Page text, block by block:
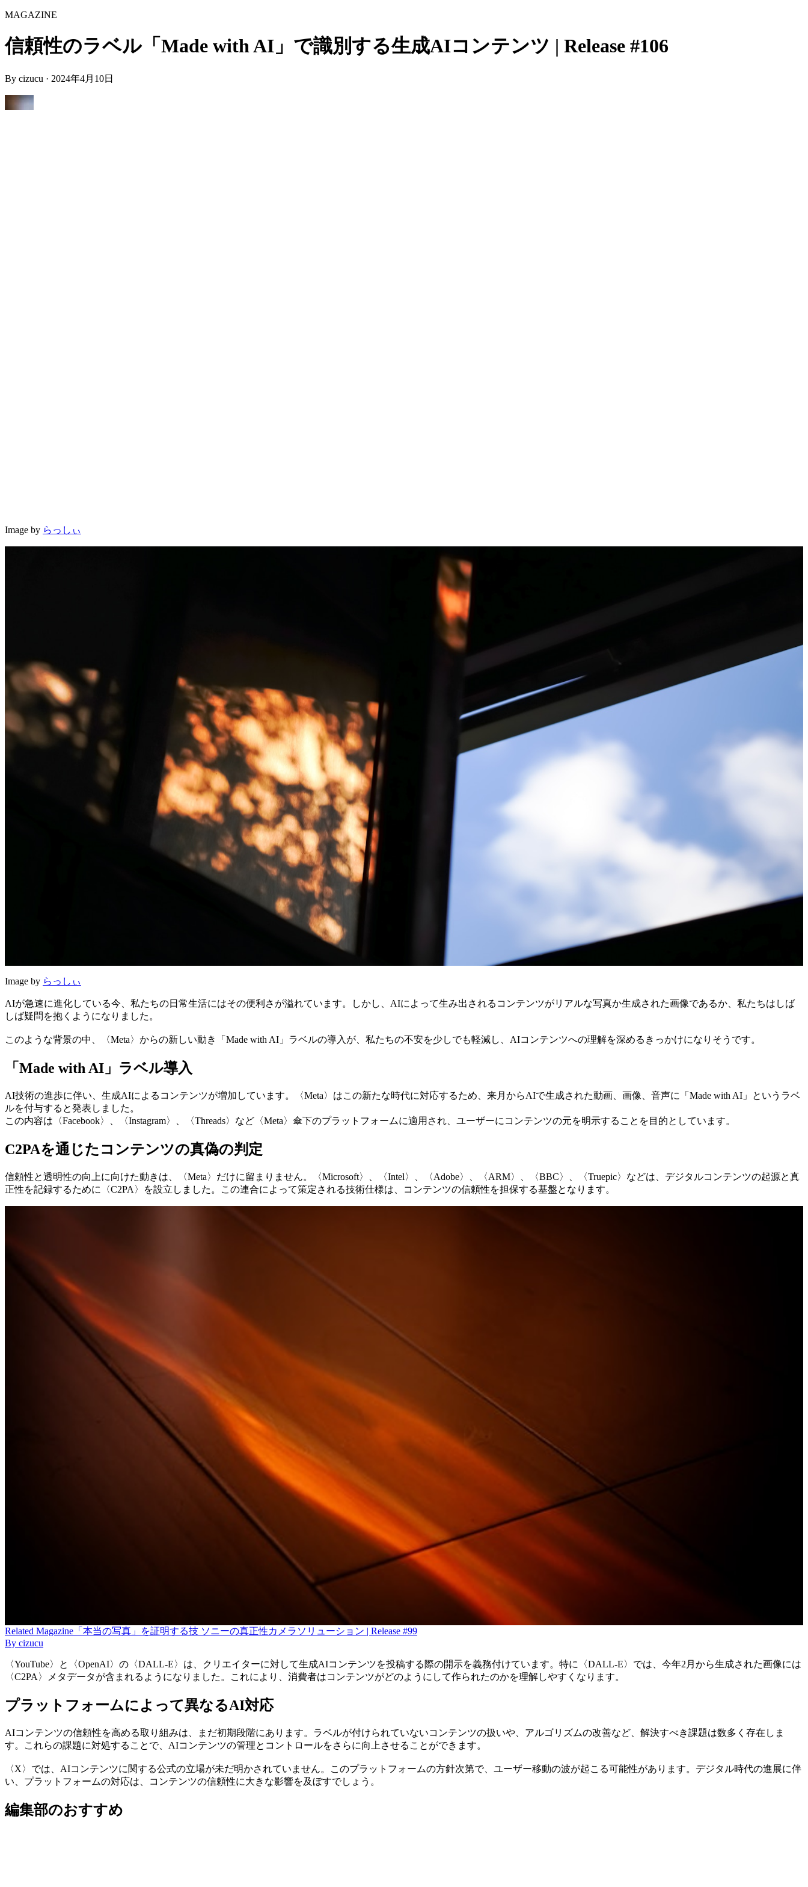
MAGAZINE
信頼性のラベル「Made with AI」で識別する生成AIコンテンツ | Release #106
By cizucu · 2024年4月10日
Image by らっしぃ
Image by らっしぃ
AIが急速に進化している今、私たちの日常生活にはその便利さが溢れています。しかし、AIによって生み出されるコンテンツがリアルな写真か生成された画像であるか、私たちはしば
しば疑問を抱くようになりました。
このような背景の中、〈Meta〉からの新しい動き「Made with AI」ラベルの導入が、私たちの不安を少しでも軽減し、AIコンテンツへの理解を深めるきっかけになりそうです。
「Made with AI」ラベル導入
AI技術の進歩に伴い、生成AIによるコンテンツが増加しています。〈Meta〉はこの新たな時代に対応するため、来月からAIで生成された動画、画像、音声に「Made with AI」というラベ
ルを付与すると発表しました。
この内容は〈Facebook〉、〈Instagram〉、〈Threads〉など〈Meta〉傘下のプラットフォームに適用され、ユーザーにコンテンツの元を明示することを目的としています。
C2PAを通じたコンテンツの真偽の判定
信頼性と透明性の向上に向けた動きは、〈Meta〉だけに留まりません。〈Microsoft〉、〈Intel〉、〈Adobe〉、〈ARM〉、〈BBC〉、〈Truepic〉などは、デジタルコンテンツの起源と真
正性を記録するために〈C2PA〉を設立しました。この連合によって策定される技術仕様は、コンテンツの信頼性を担保する基盤となります。
Related Magazine 「本当の写真」を証明する技 ソニーの真正性カメラソリューション | Release #99
By cizucu
〈YouTube〉と〈OpenAI〉の〈DALL-E〉は、クリエイターに対して生成AIコンテンツを投稿する際の開示を義務付けています。特に〈DALL-E〉では、今年2月から生成された画像には
〈C2PA〉メタデータが含まれるようになりました。これにより、消費者はコンテンツがどのようにして作られたのかを理解しやすくなります。
プラットフォームによって異なるAI対応
AIコンテンツの信頼性を高める取り組みは、まだ初期段階にあります。ラベルが付けられていないコンテンツの扱いや、アルゴリズムの改善など、解決すべき課題は数多く存在しま
す。これらの課題に対処することで、AIコンテンツの管理とコントロールをさらに向上させることができます。
〈X〉では、AIコンテンツに関する公式の立場が未だ明かされていません。このプラットフォームの方針次第で、ユーザー移動の波が起こる可能性があります。デジタル時代の進展に伴
い、プラットフォームの対応は、コンテンツの信頼性に大きな影響を及ぼすでしょう。
編集部のおすすめ